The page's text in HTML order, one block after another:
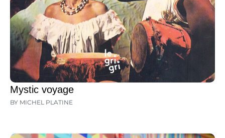
Mystic voyage
BY MICHEL PLATINE